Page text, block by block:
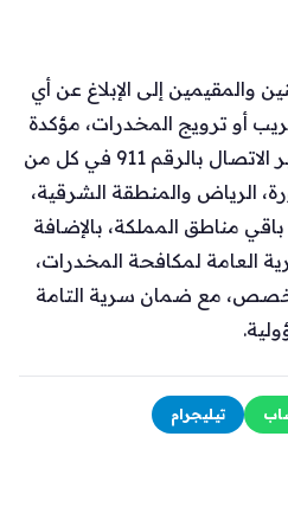
والمقيمين إلى الإبلاغ عن أي
أو ترويج المخدرات، مؤكدة
أن البلاغات يمكن إرسالها عبر الاتصال بالرقم 911 في كل من
الرياض والمنطقة الشرقية،
الأرقام 999 و994 في باقي مناطق المملكة، بالإضافة
العامة لمكافحة المخدرات،
مع ضمان سرية التامة
تيليجرام